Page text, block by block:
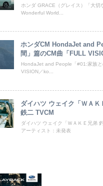
ホンダ GRACE（グレイス）「大切
Wonderful World...
ホンダCM HondaJet and
間」篇のCM曲「FULL
HondaJet and People「#01:家族
VISION／ko...
ダイハツ ウェイク「ＷＡ
鉄二 TVCM
ダイハツ ウェイク「ＷＡＫＥ兄弟
アーティスト：未発表